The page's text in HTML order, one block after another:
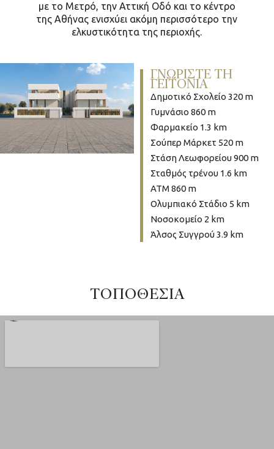
με το Μετρό, την Αττική Οδό και το κέντρο
της Αθήνας ενισχύει ακόμη περισσότερο την
ελκυστικότητα της περιοχής.
ΓΝΩΡΙΣΤΕ ΤΗ
ΓΕΙΤΟΝΙΑ
Δημοτικό Σχολείο 320 m
Γυμνάσιο 860 m
Φαρμακείο 1.3 km
Σούπερ Μάρκετ 520 m
Στάση Λεωφορείου 900 m
Σταθμός τρένου 1.6 km
ΑΤΜ 860 m
Ολυμπιακό Στάδιο 5 km
Νοσοκομείο 2 km
Άλσος Συγγρού 3.9 km
ΤΟΠΟΘΕΣΙΑ